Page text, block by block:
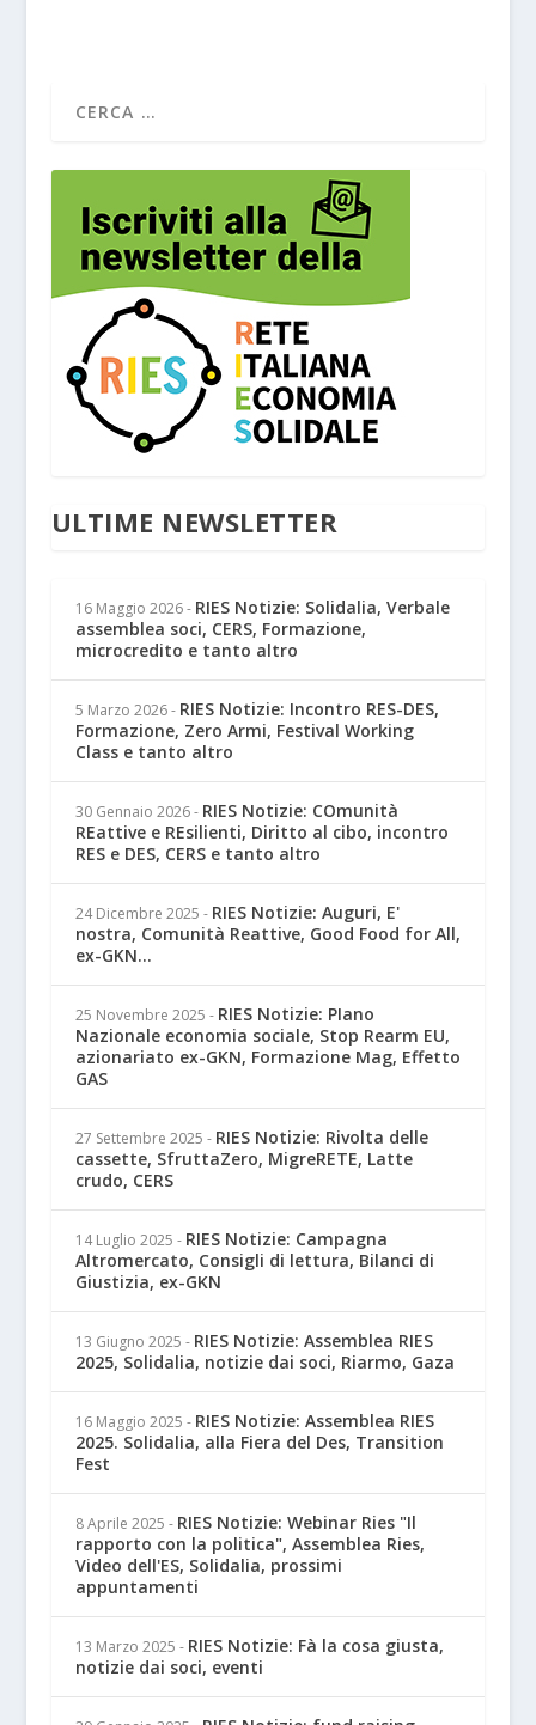
ULTIME NEWSLETTER
16 Maggio 2026 - RIES Notizie: Solidalia, Verbale
assemblea soci, CERS, Formazione,
microcredito e tanto altro
5 Marzo 2026 - RIES Notizie: Incontro RES-DES,
Formazione, Zero Armi, Festival Working
Class e tanto altro
30 Gennaio 2026 - RIES Notizie: COmunità
REattive e REsilienti, Diritto al cibo, incontro
RES e DES, CERS e tanto altro
24 Dicembre 2025 - RIES Notizie: Auguri, E'
nostra, Comunità Reattive, Good Food for All,
ex-GKN...
25 Novembre 2025 - RIES Notizie: PIano
Nazionale economia sociale, Stop Rearm EU,
azionariato ex-GKN, Formazione Mag, Effetto
GAS
27 Settembre 2025 - RIES Notizie: Rivolta delle
cassette, SfruttaZero, MigreRETE, Latte
crudo, CERS
14 Luglio 2025 - RIES Notizie: Campagna
Altromercato, Consigli di lettura, Bilanci di
Giustizia, ex-GKN
13 Giugno 2025 - RIES Notizie: Assemblea RIES
2025, Solidalia, notizie dai soci, Riarmo, Gaza
16 Maggio 2025 - RIES Notizie: Assemblea RIES
2025. Solidalia, alla Fiera del Des, Transition
Fest
8 Aprile 2025 - RIES Notizie: Webinar Ries "Il
rapporto con la politica", Assemblea Ries,
Video dell'ES, Solidalia, prossimi
appuntamenti
13 Marzo 2025 - RIES Notizie: Fà la cosa giusta,
notizie dai soci, eventi